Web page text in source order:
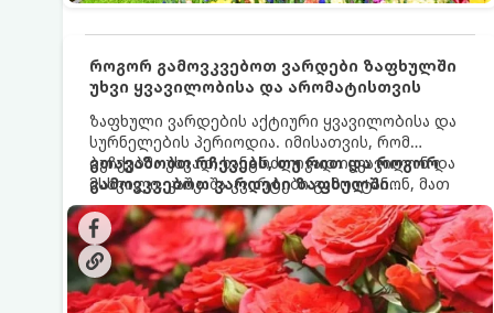
როგორ გამოვკვებოთ ვარდები ზაფხულში
უხვი ყვავილობისა და არომატისთვის
ზაფხული ვარდების აქტიური ყვავილობისა და
სურნელების პერიოდია. იმისათვის, რომ
ბუჩქებმა უხვად, ხანგრძლივად იყვავილონ და
მსხვილი, კაშკაშა კვირტები გამოიტანონ, მათ
რეგულარული და სწორი გამოკვება
სჭირდებათ. ზაფხულის პერიოდში მცენარის
მოთხოვნილებები იცვლება, ამიტომ
მნიშვნელოვანია ვიცოდეთ, რომელი სასუქები
გამოიყენება ამ დროს.
გთავაზობთ რჩევებს, თუ რით და როგორ
გამოვკვებოთ ვარდები ზაფხულში
საუკეთესო შედეგის მისაღწევად: